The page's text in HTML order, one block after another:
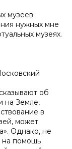
музеев
нужных мне
музеях.
об
на Земле,
в
может
Однако, не
на помощь